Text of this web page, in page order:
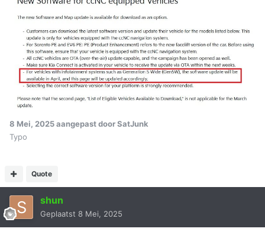
8 Mei, 2025aangepast door SatJunk
Typo
Quote
shun
Geplaatst 8 Mei, 2025